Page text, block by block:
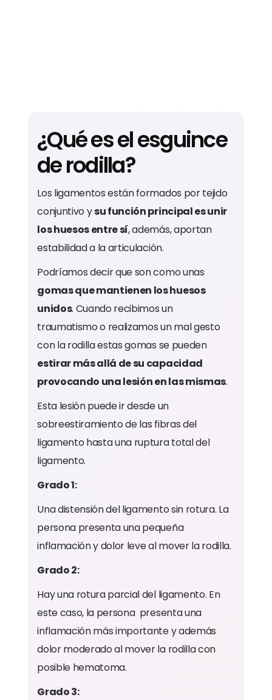
¿Qué es el esguince
de rodilla?
Los ligamentos están formados por tejido
conjuntivo ysu función principal es unir
los huesos entre sí, además, aportan
estabilidad a la articulación.
Podríamos decir que son como unas
gomas que mantienen los huesos
unidos. Cuando recibimos un
traumatismo o realizamos un mal gesto
con la rodilla estas gomas se pueden
estirar más allá de su capacidad
provocando una lesión en las mismas.
Esta lesión puede ir desde un
sobreestiramiento de las fibras del
ligamento hasta una ruptura total del
ligamento.
Grado 1:
Una distensión del ligamento sin rotura. La
persona presenta una pequeña
inflamación y dolor leve al mover la rodilla.
Grado 2:
Hay una rotura parcial del ligamento. En
este caso, la persona presenta una
inflamación más importante y además
dolor moderado al mover la rodilla con
posible hematoma.
Grado 3: